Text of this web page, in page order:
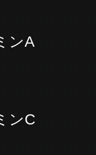
ンA
ンC